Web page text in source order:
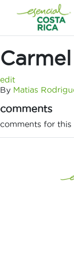
contenido
edit
By Matias
comments
comments for this